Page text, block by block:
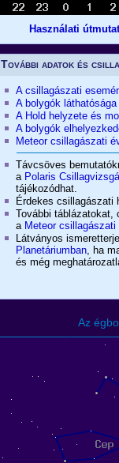
Használati
További adatok és
A csillagászati
A bolygók
A Hold helyzete és
A bolygók
Meteor csillagászati
Távcsöves
a Polaris
tájékozódhat.
Érdekes
További
a Meteor
Látványos
Planetáriumban, ha
és még
Az